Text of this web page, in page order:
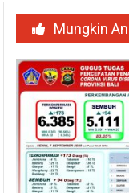
Mungkin